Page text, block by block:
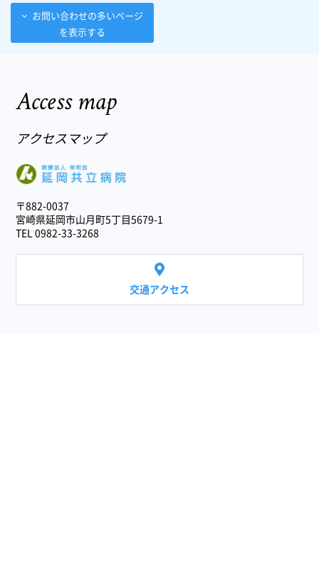
お問い合わせの多いページ
を表示する
Access map
アクセスマップ
〒882-0037
宮崎県延岡市山月町5丁目5679-1
TEL 0982-33-3268
交通アクセス